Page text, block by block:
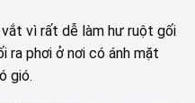
vắt vì rất dễ làm hư ruột gối
ra phơi ở nơi có ánh mặt
gió.